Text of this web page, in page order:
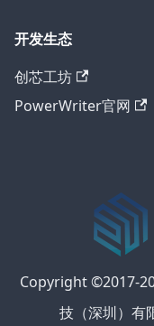
开发生态
创芯工坊
PowerWriter官网
Copyright ©2017-
技（深圳）有